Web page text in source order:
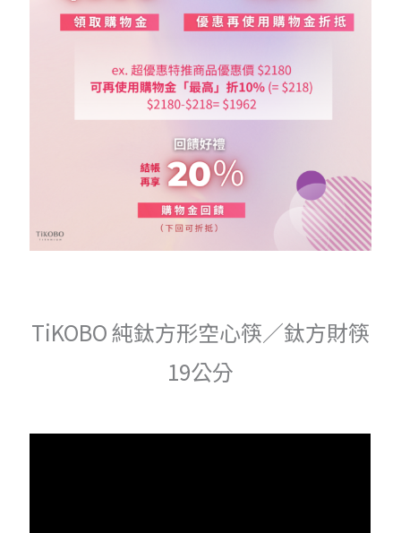
TiKOBO 純鈦方形空心筷／鈦方財筷
19公分